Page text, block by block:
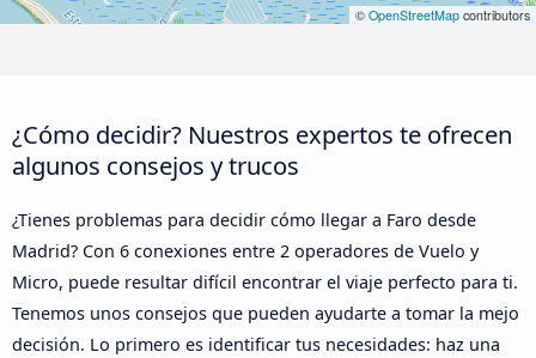
© OpenStreetMap contributors
¿Cómo decidir? Nuestros expertos te ofrecen
algunos consejos y trucos
¿Tienes problemas para decidir cómo llegar a Faro desde
Madrid? Con 6 conexiones entre 2 operadores de Vuelo y
Micro, puede resultar difícil encontrar el viaje perfecto para ti.
Tenemos unos consejos que pueden ayudarte a tomar la mejo
decisión. Lo primero es identificar tus necesidades: haz una